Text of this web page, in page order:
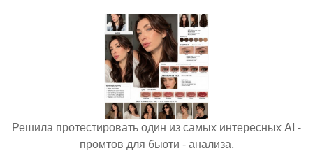
Решила протестировать один из самых интересных AI -
промтов для бьюти - анализа.